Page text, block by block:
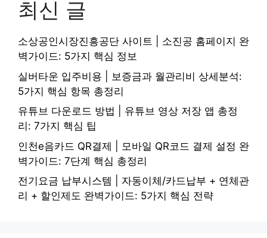
최신 글
소상공인시장진흥공단 사이트 | 소진공 홈페이지 완
벽가이드: 5가지 핵심 정보
실버타운 입주비용 | 보증금과 월관리비 상세분석:
5가지 핵심 항목 총정리
유튜브 다운로드 방법 | 유튜브 영상 저장 앱 총정
리: 7가지 핵심 팁
인천e음카드 QR결제 | 모바일 QR코드 결제 설정 완
벽가이드: 7단계 핵심 총정리
전기요금 납부시스템 | 자동이체/카드납부 + 연체관
리 + 할인제도 완벽가이드: 5가지 핵심 전략